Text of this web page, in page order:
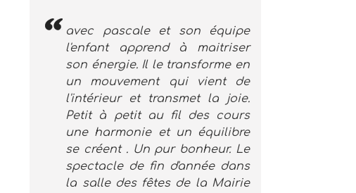
avec pascale et son équipe
l'enfant apprend à maitriser
son énergie. Il le transforme en
un mouvement qui vient de
l'intérieur et transmet la joie.
Petit à petit au fil des cours
une harmonie et un équilibre
se créent . Un pur bonheur. Le
spectacle de fin d'année dans
la salle des fêtes de la Mairie